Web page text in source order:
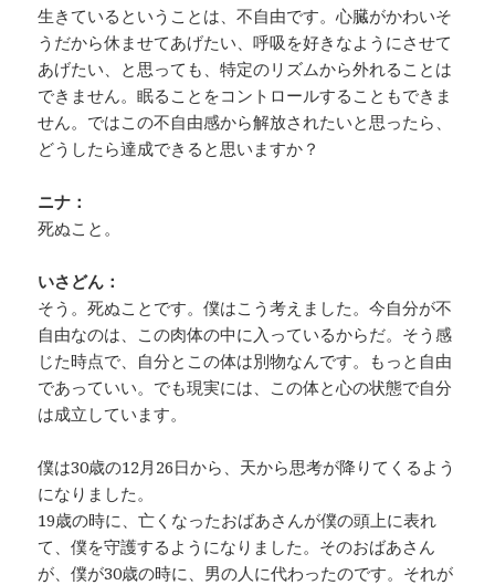
生きているということは、不自由です。心臓がかわいそ
うだから休ませてあげたい、呼吸を好きなようにさせて
あげたい、と思っても、特定のリズムから外れることは
できません。眠ることをコントロールすることもできま
せん。ではこの不自由感から解放されたいと思ったら、
どうしたら達成できると思いますか？
ニナ：
死ぬこと。
いさどん：
そう。死ぬことです。僕はこう考えました。今自分が不
自由なのは、この肉体の中に入っているからだ。そう感
じた時点で、自分とこの体は別物なんです。もっと自由
であっていい。でも現実には、この体と心の状態で自分
は成立しています。
僕は30歳の12月26日から、天から思考が降りてくるよう
になりました。
19歳の時に、亡くなったおばあさんが僕の頭上に表れ
て、僕を守護するようになりました。そのおばあさん
が、僕が30歳の時に、男の人に代わったのです。それが